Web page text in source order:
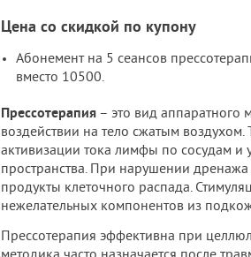
Цена со скидкой по купону
Абонемент на 5 сеансов
вместо 10500.
Прессотерапия – это вид аппаратного
воздействии на тело сжатым
активизации тока лимфы по сосудам
пространства. При нарушении
продукты клеточного распада.
нежелательных компонентов из
Прессотерапия эффективна при